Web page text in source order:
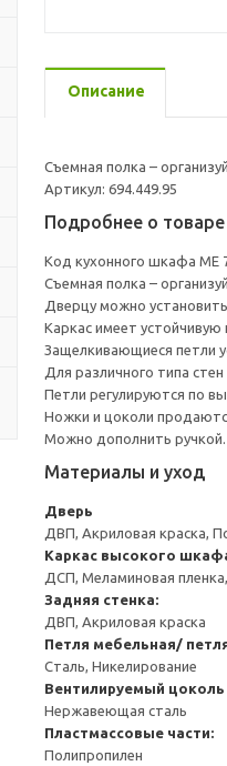
Описание
Съемная полка –
Артикул: 694.449.95
Подробнее о товаре
Код кухонного шкафа ME
Съемная полка –
Дверцу можно установить
Каркас имеет
Защелкивающиеся петли
Для различного типа
Петли регулируются по
Ножки и цоколи
Можно дополнить ручкой.
Материалы и уход
Дверь
ДВП, Акриловая краска,
Каркас высокого
ДСП, Меламиновая
Задняя стенка:
ДВП, Акриловая краска
Петля мебельная/
Сталь, Никелирование
Вентилируемый цоколь
Нержавеющая сталь
Пластмассовые части:
Полипропилен